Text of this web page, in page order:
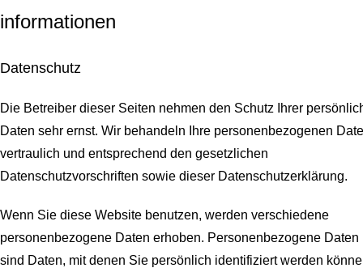
informationen
Datenschutz
Die Betreiber dieser Seiten nehmen den Schutz Ihrer
Daten sehr ernst. Wir behandeln Ihre personenbezogenen
vertraulich und entsprechend den gesetzlichen
Datenschutzvorschriften sowie dieser Datenschutzerklärung.
Wenn Sie diese Website benutzen, werden verschiedene
personenbezogene Daten erhoben. Personenbezogene Daten
sind Daten, mit denen Sie persönlich identifiziert werden